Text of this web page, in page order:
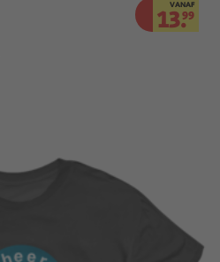
VANAF
13.99